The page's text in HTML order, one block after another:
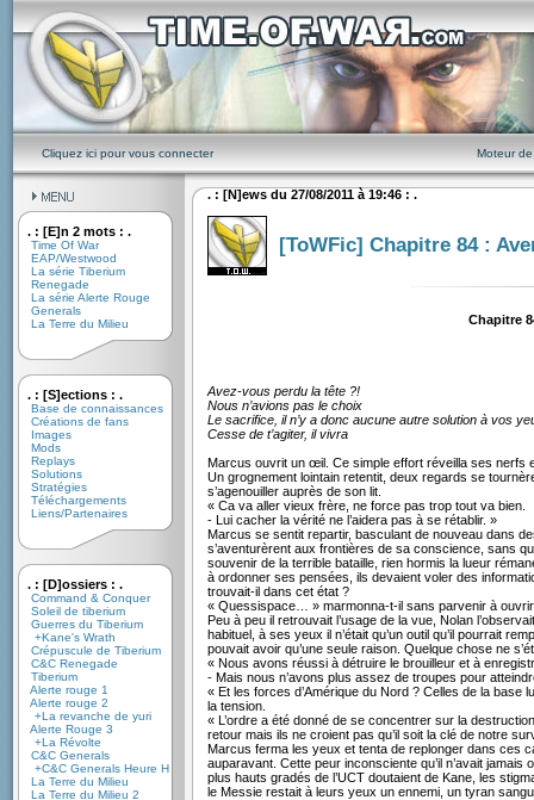
Cliquez ici pour vous connecter Moteur
. : [E]n 2 mots : .
Time Of War
EAP/Westwood
La série Tiberium
Renegade
La série Alerte Rouge
Generals
La Terre du Milieu
. : [S]ections : .
Base de connaissances
Créations de fans
Images
Mods
Replays
Solutions
Stratégies
Téléchargements
Liens/Partenaires
. : [D]ossiers : .
Command & Conquer
Soleil de tiberium
Guerres du Tiberium
+Kane's Wrath
Crépuscule de Tiberium
C&C Renegade
Tiberium
Alerte rouge 1
Alerte rouge 2
+La revanche de yuri
Alerte Rouge 3
+La Révolte
C&C Generals
+C&C Generals Heure H
La Terre du Milieu
La Terre du Milieu 2
. : [N]ews du 27/08/2011 à 19:46 : .
[ToWFic] Chapitre 84 :
Chapitre
Avez-vous perdu la tête ?!
Nous n’avions pas le choix
Le sacrifice, il n’y a donc aucune autre solution à vos
Cesse de t’agiter, il vivra
Marcus ouvrit un œil. Ce simple effort réveilla ses nerfs
Un grognement lointain retentit, deux regards se
s’agenouiller auprès de son lit.
« Ca va aller vieux frère, ne force pas trop tout va bien.
- Lui cacher la vérité ne l’aidera pas à se rétablir. »
Marcus se sentit repartir, basculant de nouveau dans
s’aventurèrent aux frontières de sa conscience, sans
souvenir de la terrible bataille, rien hormis la lueur
à ordonner ses pensées, ils devaient voler des
trouvait-il dans cet état ?
« Quessispace… » marmonna-t-il sans parvenir à
Peu à peu il retrouvait l’usage de la vue, Nolan
habituel, à ses yeux il n’était qu’un outil qu’il pourrait
pouvait avoir qu’une seule raison. Quelque chose ne
« Nous avons réussi à détruire le brouilleur et à
- Mais nous n’avons plus assez de troupes pour
« Et les forces d’Amérique du Nord ? Celles de la base
la tension.
« L’ordre a été donné de se concentrer sur la
retour mais ils ne croient pas qu’il soit la clé de notre
Marcus ferma les yeux et tenta de replonger dans ces
auparavant. Cette peur inconsciente qu’il n’avait
plus hauts gradés de l’UCT doutaient de Kane, les
le Messie restait à leurs yeux un ennemi, un tyran